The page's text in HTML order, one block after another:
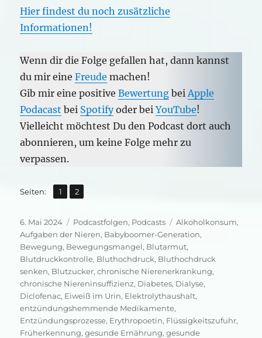
Hier findest du noch zusätzliche
Informationen!
Wenn dir die Folge gefallen hat, dann kannst
du mir eineFreude machen!
Gib mir eine positiveBewertung bei Apple
Podacast bei Spotifyoder beiYouTube!
Vielleicht möchtest Du den Podcast dort auch
abonnieren, um keine Folge mehr zu
verpassen.
Seiten: Seite
1 ,
Seite
2
Veröffentlicht
am
6. Mai 2024 Kategorien
Podcastfolgen, Podcasts Schlagwörter
Alkoholkonsum,
Aufgaben der Nieren, Babyboomer-Generation,
Bewegung, Bewegungsmangel, Blutarmut,
Blutdruckkontrolle, Bluthochdruck, Bluthochdruck
senken, Blutzucker,chronische Nierenerkrankung,
chronische Niereninsuffizienz, Diabetes, Dialyse,
Diclofenac, Eiweiß im Urin, Elektrolythaushalt,
entzündungshemmende Medikamente,
Entzündungsprozesse, Erythropoetin, Flüssigkeitszufuhr,
Früherkennung,gesunde Ernährung,gesunde